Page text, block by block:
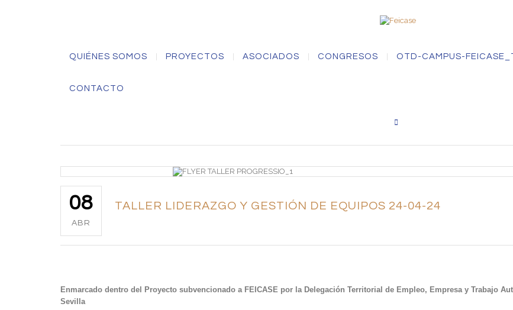
QUIÉNES SOMOS PROYECTOS ASOCIADOS CONGRESOS OTD-CAMPUS-
CONTACTO
08
ABR
TALLER LIDERAZGO Y GESTIÓN DE EQUIPOS 24-04-24
Enmarcado dentro del Proyecto subvencionado a FEICASE por la Delegación Territorial de Empleo, Empresa y Trabajo
Sevilla